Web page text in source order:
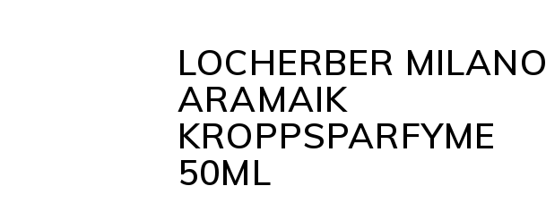
LOCHERBER MILANO
ARAMAIK
KROPPSPARFYME
50ML